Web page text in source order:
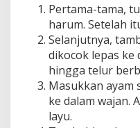
Pertama-tama,
harum. Setelah
Selanjutnya,
dikocok lepas ke
hingga telur
Masukkan ayam
ke dalam wajan.
layu.